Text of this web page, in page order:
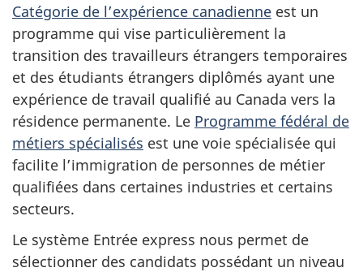
Catégorie de l’expérience canadienne est un
programme qui vise particulièrement la
transition des travailleurs étrangers temporaires
et des étudiants étrangers diplômés ayant une
expérience de travail qualifié au Canada vers la
résidence permanente. Le Programme fédéral de
métiers spécialisés est une voie spécialisée qui
facilite l’immigration de personnes de métier
qualifiées dans certaines industries et certains
secteurs.
Le système Entrée express nous permet de
sélectionner des candidats possédant un niveau